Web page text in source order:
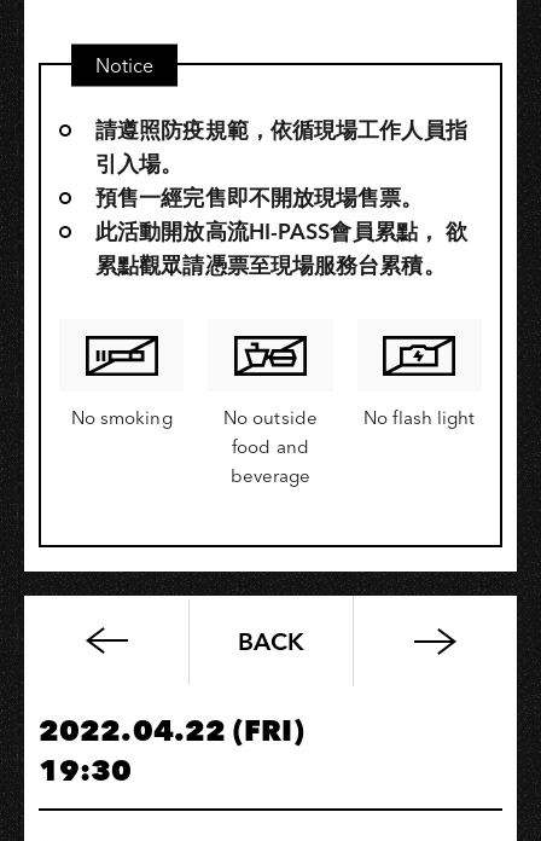
Notice
請遵照防疫規範，依循現場工作人員指
引入場。
預售一經完售即不開放現場售票。
此活動開放高流HI-PASS會員累點，​ 欲
累點觀眾請憑票至現場服務台累積。
No smoking
No outside
food and
beverage
No flash light
講
就
是
你！
慵
BACK
2022.04.22 (FRI)
19:30